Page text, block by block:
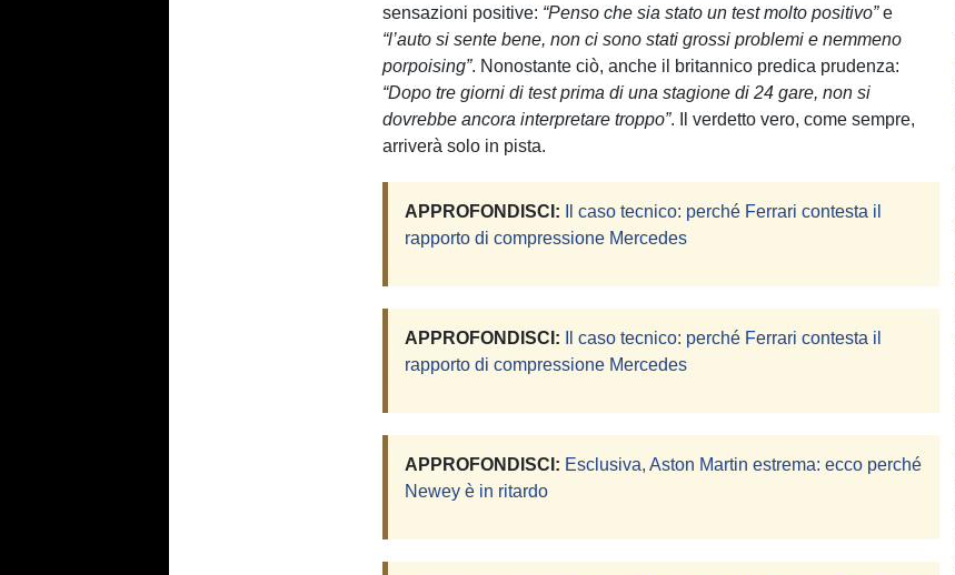
sensazioni positive: “Penso che sia stato un test molto positivo”e
“l’auto si sente bene, non ci sono stati grossi problemi e nemmeno
porpoising”. Nonostante ciò, anche il britannico predica prudenza:
“Dopo tre giorni di test prima di una stagione di 24 gare, non si
dovrebbe ancora interpretare troppo”. Il verdetto vero, come sempre,
arriverà solo in pista.
APPROFONDISCI:
Il caso tecnico: perché Ferrari contesta il
rapporto di compressione Mercedes
APPROFONDISCI:
Il caso tecnico: perché Ferrari contesta il
rapporto di compressione Mercedes
APPROFONDISCI: Esclusiva, Aston Martin estrema: ecco perché
Newey è in ritardo